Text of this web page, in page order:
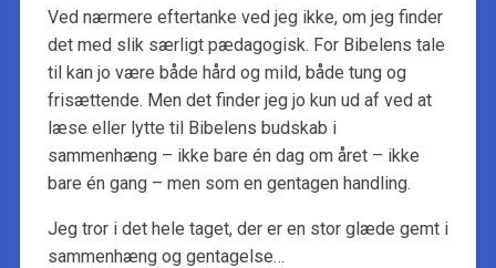
Ved nærmere eftertanke ved jeg ikke, om jeg finder
det med slik særligt pædagogisk. For Bibelens tale
til kan jo være både hård og mild, både tung og
frisættende. Men det finder jeg jo kun ud af ved at
læse eller lytte til Bibelens budskab i
sammenhæng – ikke bare én dag om året – ikke
bare én gang – men som en gentagen handling.
Jeg tror i det hele taget, der er en stor glæde gemt i
sammenhæng og gentagelse…